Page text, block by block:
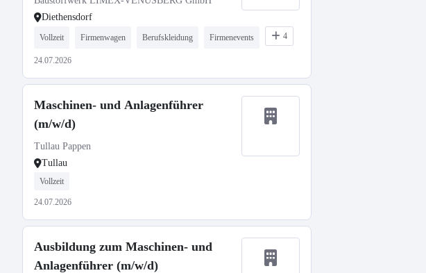
Diethensdorf
Vollzeit Firmenwagen Berufskleidung Firmenevents 4
24.07.2026
Maschinen- und Anlagenführer
(m/w/d)
Tullau Pappen
Tullau
Vollzeit
24.07.2026
Ausbildung zum Maschinen- und
Anlagenführer (m/w/d)